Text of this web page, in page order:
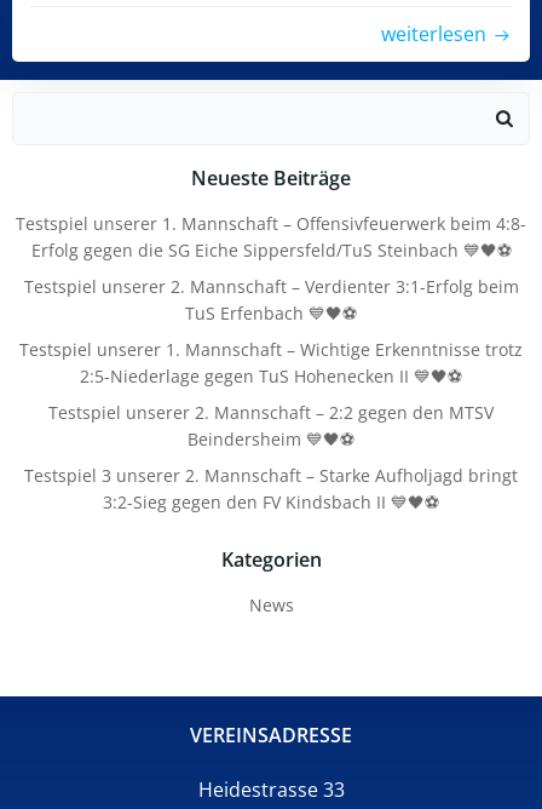
weiterlesen
Neueste Beiträge
Testspiel unserer 1. Mannschaft – Offensivfeuerwerk beim 4:8-
Erfolg gegen die SG Eiche Sippersfeld/TuS Steinbach 💙🖤⚽
Testspiel unserer 2. Mannschaft – Verdienter 3:1-Erfolg beim
TuS Erfenbach 💙🖤⚽
Testspiel unserer 1. Mannschaft – Wichtige Erkenntnisse trotz
2:5-Niederlage gegen TuS Hohenecken II 💙🖤⚽
Testspiel unserer 2. Mannschaft – 2:2 gegen den MTSV
Beindersheim 💙🖤⚽
Testspiel 3 unserer 2. Mannschaft – Starke Aufholjagd bringt
3:2-Sieg gegen den FV Kindsbach II 💙🖤⚽
Kategorien
News
VEREINSADRESSE
Heidestrasse 33